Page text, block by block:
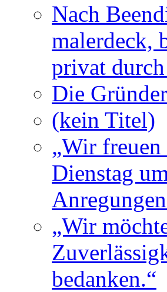
Nach
malerdeck,
privat
Die
(kein Titel)
„Wir freuen
Dienstag
„Wir
bedanken.“